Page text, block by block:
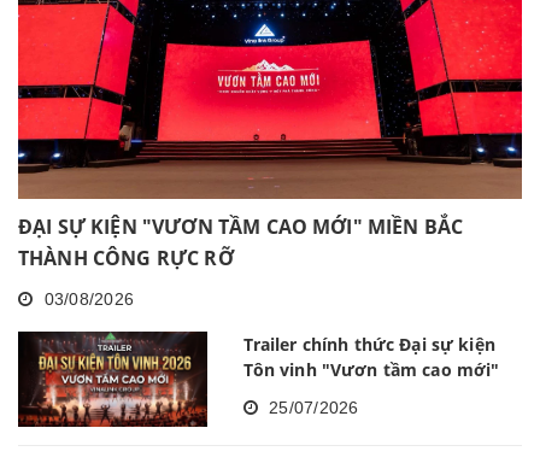
ĐẠI SỰ KIỆN "VƯƠN TẦM CAO MỚI" MIỀN BẮC
THÀNH CÔNG RỰC RỠ
03/08/2026
Trailer chính thức Đại sự kiện
Tôn vinh "Vươn tầm cao mới"
25/07/2026